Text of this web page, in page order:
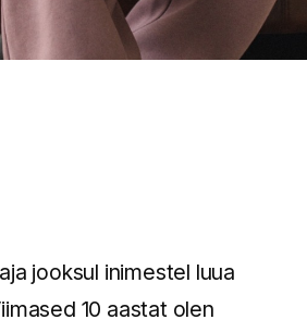
jooksul inimestel luua
10 aastat olen